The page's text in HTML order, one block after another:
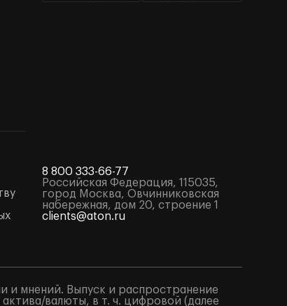
8 800 333-66-77
Российская Федерация, 115035,
город Москва, Овчинниковская
набережная, дом 20, строение 1
clients@aton.ru
и мнений. Выпуск и распространение
валюты, в т. ч. цифровой (далее